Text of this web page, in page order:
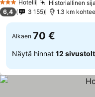
3 Tähtiluokitus
Hotelli Historiallinen
6,4 3 155 1.3 km
Alkaen 70 €
Näytä hinnat 12